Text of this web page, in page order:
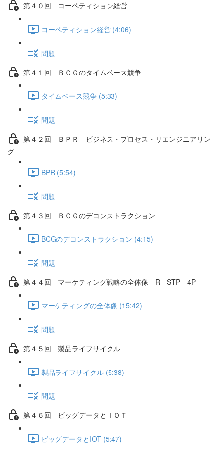
第４０回 コーペティション経営
コーペティション経営 (4:06)
問題
第４１回 ＢＣＧのタイムベース競争
タイムベース競争 (5:33)
問題
第４２回 ＢＰＲ ビジネス・プロセス・リエンジニアリン
グ
BPR (5:54)
問題
第４３回 ＢＣＧのデコンストラクション
BCGのデコンストラクション (4:15)
問題
第４４回 マーケティング戦略の全体像 R STP 4P
マーケティングの全体像 (15:42)
問題
第４５回 製品ライフサイクル
製品ライフサイクル (5:38)
問題
第４６回 ビッグデータとＩＯＴ
ビッグデータとIOT (5:47)